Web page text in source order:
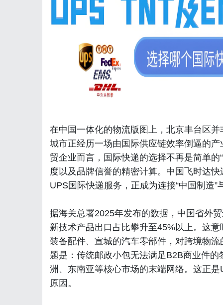
在中国一体化的物流版图上，北京丰台区
城市正经历一场由国际供应链效率倒逼的
贸企业而言，国际快递的选择不再是简单
度以及品牌信誉的精密计算。中国飞时达
UPS国际快递服务，正成为连接“中国制造
据海关总署2025年发布的数据，中国省外
新技术产品出口占比攀升至45%以上。这
装备配件、宣城的汽车零部件，对跨境物
题是：传统邮政小包无法满足B2B商业件
洲、东南亚等核心市场的末端网络。这正
原因。